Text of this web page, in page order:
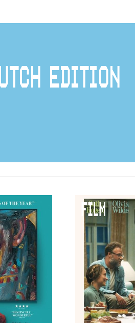
EDITION
FILM